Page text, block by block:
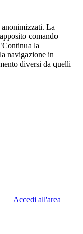
La
comando
la
navigazione in
diversi da quelli
Accedi all'area